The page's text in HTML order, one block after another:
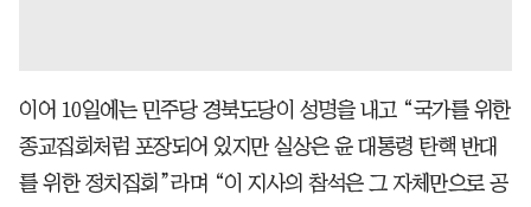
이어 10일에는 민주당 경북도당이 성명을 내고 “국가를 위한
종교집회처럼 포장되어 있지만 실상은 윤 대통령 탄핵 반대
를 위한 정치집회”라며 “이 지사의 참석은 그 자체만으로 공